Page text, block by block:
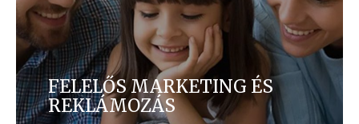
FELELŐS MARKETING ÉS
REKLÁMOZÁS